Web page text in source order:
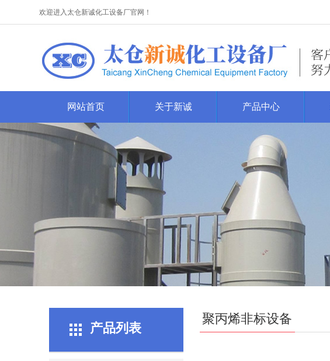
欢迎进入太仓新诚化工设备厂官网！
网站首页 关于新诚 产品中心
产品列表
聚丙烯非标设备